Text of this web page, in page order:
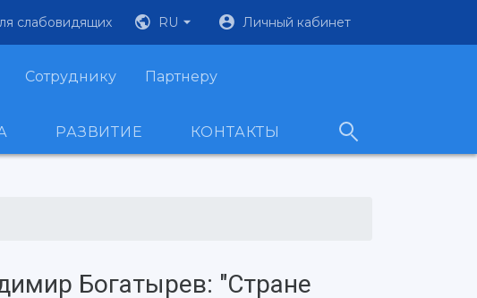
слабовидящих RU Личный кабинет
Сотруднику Партнеру
РАЗВИТИЕ КОНТАКТЫ
Богатырев: "Стране